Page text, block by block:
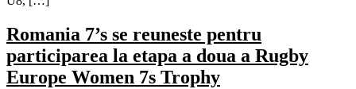
Romania 7’s se reuneste pentru
participarea la etapa a doua a Rugby
Europe Women 7s Trophy